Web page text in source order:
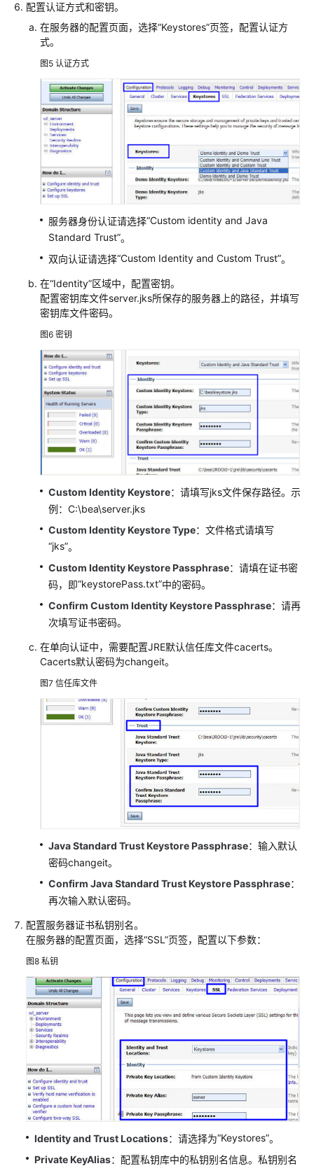
SSL
证
标
签
理
监
与
审
书
（PCA）
SDK
见
担
云
务
等
级
协
议
（SLA）
白
皮
资
源
配置认证方式和密钥。
在服务器的配置页面，选择“Keystores”页签，配置认证方
式。
图5 认证方式
服务器身份认证请选择“Custom identity and Java
Standard Trust”。
双向认证请选择“Custom Identity and Custom Trust”。
在“Identity”区域中，配置密钥。
配置密钥库文件server.jks所保存的服务器上的路径，并填写
密钥库文件密码。
图6 密钥
Custom Identity Keystore：请填写jks文件保存路径。示
例：C:\bea\server.jks
Custom Identity Keystore Type：文件格式请填写
“jks”。
Custom Identity Keystore Passphrase：请填在证书密
码，即“keystorePass.txt”中的密码。
Confirm Custom Identity Keystore Passphrase：请再
次填写证书密码。
在单向认证中，需要配置JRE默认信任库文件cacerts。
Cacerts默认密码为changeit。
图7 信任库文件
Java Standard Trust Keystore Passphrase：输入默认
密码changeit。
Confirm Java Standard Trust Keystore Passphrase：
再次输入默认密码。
配置服务器证书私钥别名。
在服务器的配置页面，选择“SSL”页签，配置以下参数：
图8 私钥
Identity and Trust Locations：请选择为“Keystores”。
Private KeyAlias：配置私钥库中的私钥别名信息。私钥别名